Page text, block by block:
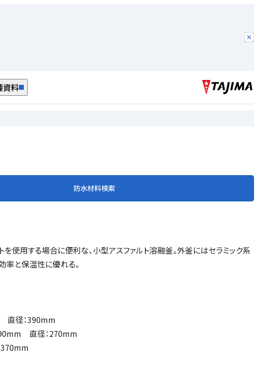
資料
防水材料検索
を使用する場合に便利な、小型アスファルト溶融釜。外釜にはセラミック系
率と保温性に優れる。
直径：390mm
直径：270mm
370mm